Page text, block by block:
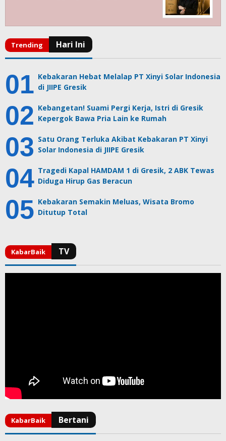
Kebakaran Hebat Melalap PT Xinyi Solar Indonesia
di JIIPE Gresik
Kebangetan! Suami Pergi Kerja, Istri di Gresik
Kepergok Bawa Pria Lain ke Rumah
Satu Orang Terluka Akibat Kebakaran PT Xinyi
Solar Indonesia di JIIPE Gresik
Tragedi Kapal HAMDAM 1 di Gresik, 2 ABK Tewas
Diduga Hirup Gas Beracun
Kebakaran Semakin Meluas, Wisata Bromo
Ditutup Total